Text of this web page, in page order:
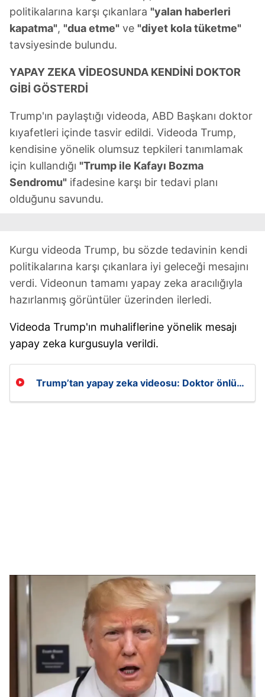
politikalarına karşı çıkanlara "yalan haberleri
kapatma", "dua etme" ve "diyet kola tüketme"
tavsiyesinde bulundu.
YAPAY ZEKA VİDEOSUNDA KENDİNİ DOKTOR
GİBİ GÖSTERDİ
Trump'ın paylaştığı videoda, ABD Başkanı doktor
kıyafetleri içinde tasvir edildi. Videoda Trump,
kendisine yönelik olumsuz tepkileri tanımlamak
için kullandığı "Trump ile Kafayı Bozma
Sendromu" ifadesine karşı bir tedavi planı
olduğunu savundu.
Kurgu videoda Trump, bu sözde tedavinin kendi
politikalarına karşı çıkanlara iyi geleceği mesajını
verdi. Videonun tamamı yapay zeka aracılığıyla
hazırlanmış görüntüler üzerinden ilerledi.
Videoda Trump'ın muhaliflerine yönelik mesajı
yapay zeka kurgusuyla verildi.
Trump’tan yapay zeka videosu: Doktor önlüğü